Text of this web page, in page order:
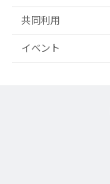
共同利用
イベント